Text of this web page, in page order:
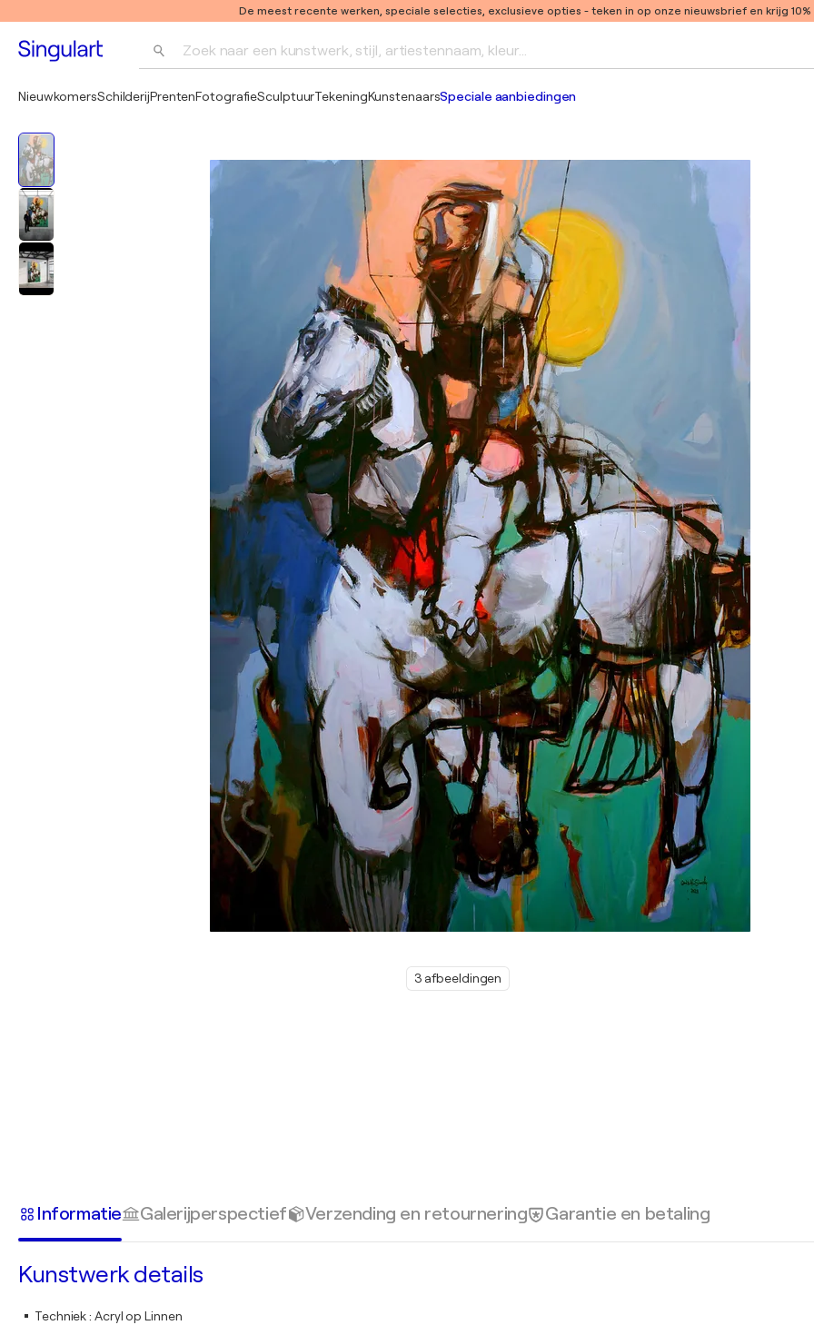
De meest recente werken, speciale selecties, exclusieve opties - teken in op onze nieuwsbrief en krijg
Zoek naar een kunstwerk, stijl, artiestennaam, kleur...
NieuwkomersSchilderijPrentenFotografieSculptuurTekeningKunstenaarsSpeciale aanbiedingen
3 afbeeldingen
Informatie Galerijperspectief Verzending en retournering Garantie en betaling
Kunstwerk details
Techniek: Acryl op Linnen